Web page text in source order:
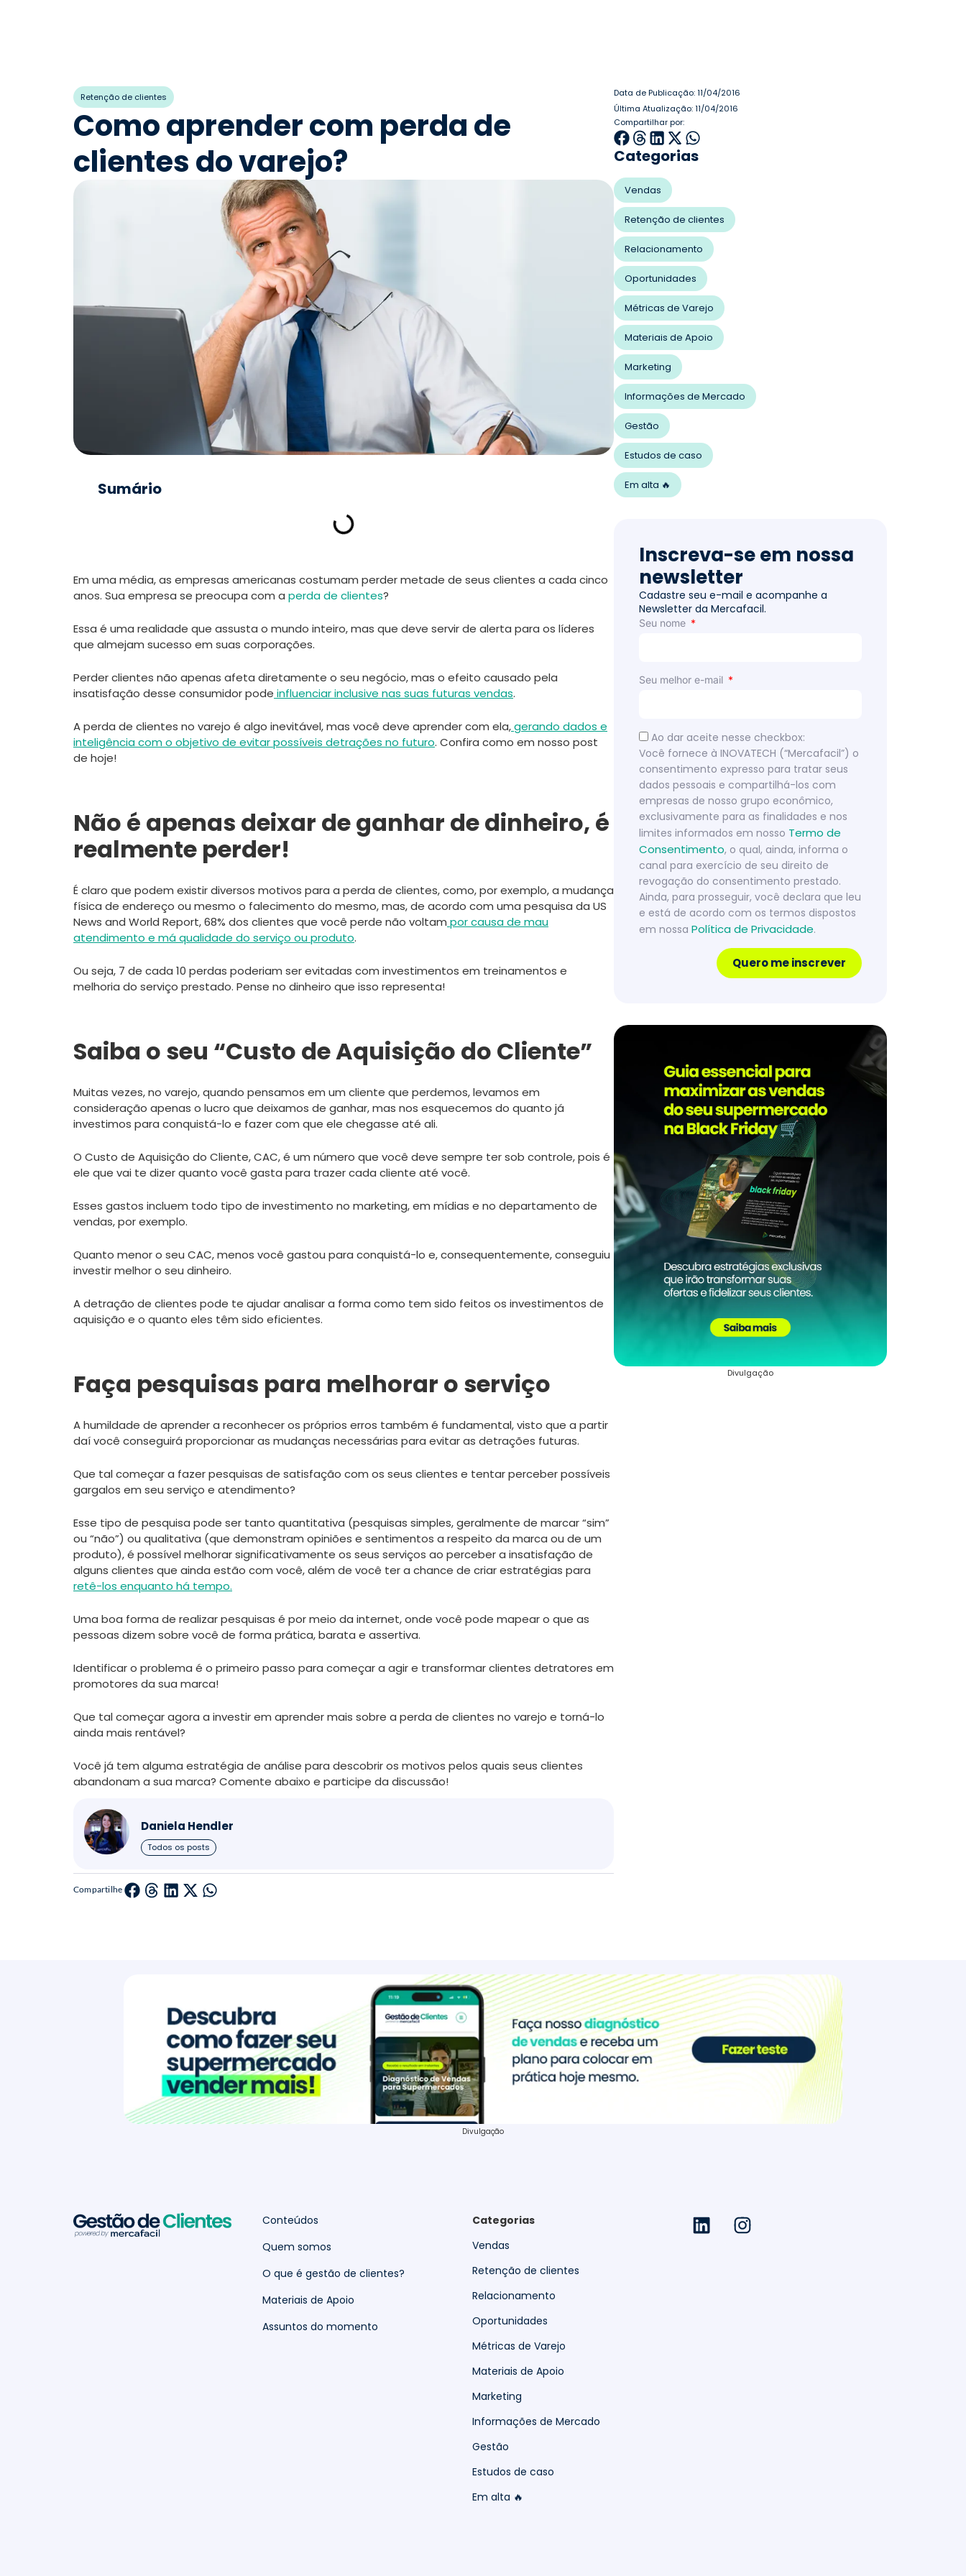
Retenção de clientes
Como aprender com perda de
clientes do varejo?
Sumário
Em uma média, as empresas americanas costumam perder metade de seus clientes a cada cinco
anos. Sua empresa se preocupa com a perda de clientes?
Essa é uma realidade que assusta o mundo inteiro, mas que deve servir de alerta para os líderes
que almejam sucesso em suas corporações.
Perder clientes não apenas afeta diretamente o seu negócio, mas o efeito causado pela
insatisfação desse consumidor pode influenciar inclusive nas suas futuras vendas.
A perda de clientes no varejo é algo inevitável, mas você deve aprender com ela,gerando dados e
inteligência com o objetivo de evitar possíveis detrações no futuro. Confira como em nosso post
de hoje!
Não é apenas deixar de ganhar de dinheiro, é
realmente perder!
É claro que podem existir diversos motivos para a perda de clientes, como, por exemplo, a mudança
física de endereço ou mesmo o falecimento do mesmo, mas, de acordo com uma pesquisa da US
News and World Report, 68% dos clientes que você perde não voltam por causa de mau
atendimento e má qualidade do serviço ou produto.
Ou seja, 7 de cada 10 perdas poderiam ser evitadas com investimentos em treinamentos e
melhoria do serviço prestado. Pense no dinheiro que isso representa!
Saiba o seu “Custo de Aquisição do Cliente”
Muitas vezes, no varejo, quando pensamos em um cliente que perdemos, levamos em
consideração apenas o lucro que deixamos de ganhar, mas nos esquecemos do quanto já
investimos para conquistá-lo e fazer com que ele chegasse até ali.
O Custo de Aquisição do Cliente, CAC, é um número que você deve sempre ter sob controle, pois é
ele que vai te dizer quanto você gasta para trazer cada cliente até você.
Esses gastos incluem todo tipo de investimento no marketing, em mídias e no departamento de
vendas, por exemplo.
Quanto menor o seu CAC, menos você gastou para conquistá-lo e, consequentemente, conseguiu
investir melhor o seu dinheiro.
A detração de clientes pode te ajudar analisar a forma como tem sido feitos os investimentos de
aquisição e o quanto eles têm sido eficientes.
Faça pesquisas para melhorar o serviço
A humildade de aprender a reconhecer os próprios erros também é fundamental, visto que a partir
daí você conseguirá proporcionar as mudanças necessárias para evitar as detrações futuras.
Que tal começar a fazer pesquisas de satisfação com os seus clientes e tentar perceber possíveis
gargalos em seu serviço e atendimento?
Esse tipo de pesquisa pode ser tanto quantitativa (pesquisas simples, geralmente de marcar “sim”
ou “não”) ou qualitativa (que demonstram opiniões e sentimentos a respeito da marca ou de um
produto), é possível melhorar significativamente os seus serviços ao perceber a insatisfação de
alguns clientes que ainda estão com você, além de você ter a chance de criar estratégias para
retê-los enquanto há tempo.
Uma boa forma de realizar pesquisas é por meio da internet, onde você pode mapear o que as
pessoas dizem sobre você de forma prática, barata e assertiva.
Identificar o problema é o primeiro passo para começar a agir e transformar clientes detratores em
promotores da sua marca!
Que tal começar agora a investir em aprender mais sobre a perda de clientes no varejo e torná-lo
ainda mais rentável?
Você já tem alguma estratégia de análise para descobrir os motivos pelos quais seus clientes
abandonam a sua marca? Comente abaixo e participe da discussão!
Daniela Hendler
Todos os posts
Compartilhe
Data de Publicação: 11/04/2016
Última Atualização: 11/04/2016
Compartilhar por:
Categorias
Vendas
Retenção de clientes
Relacionamento
Oportunidades
Métricas de Varejo
Materiais de Apoio
Marketing
Informações de Mercado
Gestão
Estudos de caso
Em alta 🔥
Inscreva-se em nossa
newsletter
Cadastre seu e-mail e acompanhe a
Newsletter da Mercafacil.
Seu nome
Seu melhor e-mail
Ao dar aceite nesse checkbox:
Você fornece à INOVATECH (“Mercafacil”) o
consentimento expresso para tratar seus
dados pessoais e compartilhá-los com
empresas de nosso grupo econômico,
exclusivamente para as finalidades e nos
limites informados em nosso Termo de
Consentimento, o qual, ainda, informa o
canal para exercício de seu direito de
revogação do consentimento prestado.
Ainda, para prosseguir, você declara que leu
e está de acordo com os termos dispostos
em nossaPolítica de Privacidade.
Quero me inscrever
Divulgação
Divulgação
Conteúdos
Quem somos
O que é gestão de clientes?
Materiais de Apoio
Assuntos do momento
Categorias
Vendas
Retenção de clientes
Relacionamento
Oportunidades
Métricas de Varejo
Materiais de Apoio
Marketing
Informações de Mercado
Gestão
Estudos de caso
Em alta 🔥